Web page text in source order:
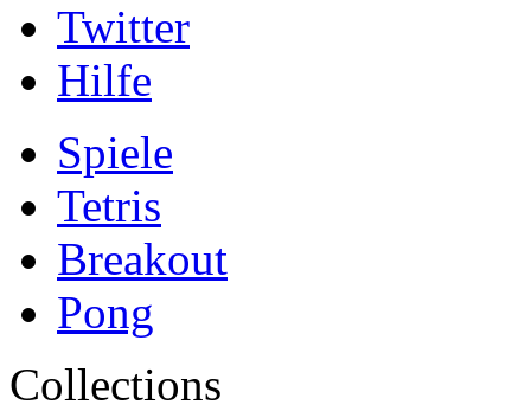
Twitter
Hilfe
Spiele
Tetris
Breakout
Pong
Collections